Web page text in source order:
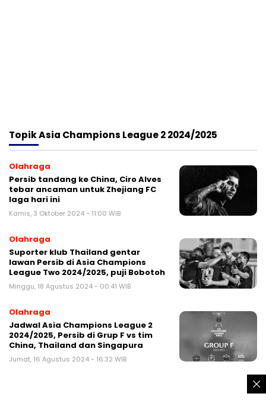
TopikAsia Champions League 2 2024/2025
Olahraga
Persib tandang ke China, Ciro Alves
tebar ancaman untuk Zhejiang FC
laga hari ini
Kamis, 3 Oktober 2024 - 11:00 WIB
Olahraga
Suporter klub Thailand gentar
lawan Persib di Asia Champions
League Two 2024/2025, puji Bobotoh
Minggu, 18 Agustus 2024 - 00:41 WIB
Olahraga
Jadwal Asia Champions League 2
2024/2025, Persib di Grup F vs tim
China, Thailand dan Singapura
Jumat, 16 Agustus 2024 - 16:32 WIB